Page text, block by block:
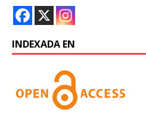
INDEXADA EN